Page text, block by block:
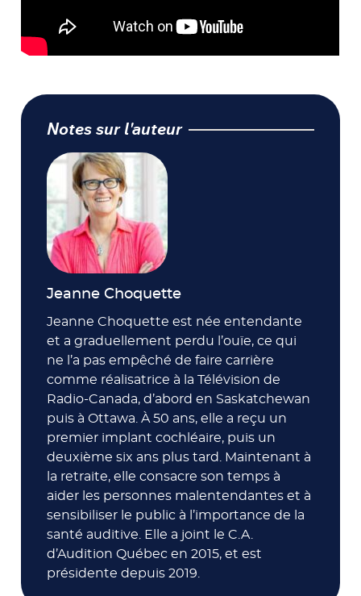
Notes sur l'auteur
Jeanne Choquette
Jeanne Choquette est née entendante
et a graduellement perdu l’ouïe, ce qui
ne l’a pas empêché de faire carrière
comme réalisatrice à la Télévision de
Radio-Canada, d’abord en Saskatchewan
puis à Ottawa. À 50 ans, elle a reçu un
premier implant cochléaire, puis un
deuxième six ans plus tard. Maintenant à
la retraite, elle consacre son temps à
aider les personnes malentendantes et à
sensibiliser le public à l’importance de la
santé auditive. Elle a joint le C.A.
d’Audition Québec en 2015, et est
présidente depuis 2019.